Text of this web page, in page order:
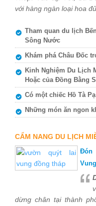
với hàng ngàn loại hoa
Tham quan du lịch
Sông Nước
Khám phá Châu Đốc
Kinh Nghiệm Du Lịch
Hoặc của Đồng Bằng
Có một chiếc Hồ Tà
Những món ăn ngon
CẨM NANG DU LỊCH
Đón
dừng chân tại thành